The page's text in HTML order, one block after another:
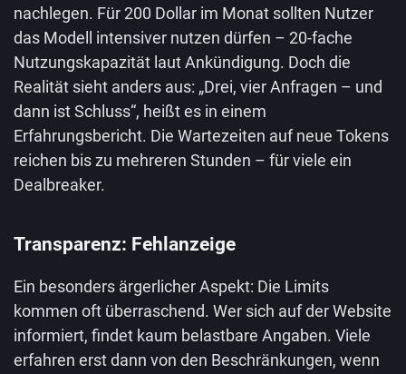
nachlegen. Für 200 Dollar im Monat sollten Nutzer
das Modell intensiver nutzen dürfen – 20-fache
Nutzungskapazität laut Ankündigung. Doch die
Realität sieht anders aus: „Drei, vier Anfragen – und
dann ist Schluss“, heißt es in einem
Erfahrungsbericht. Die Wartezeiten auf neue Tokens
reichen bis zu mehreren Stunden – für viele ein
Dealbreaker.
Transparenz: Fehlanzeige
Ein besonders ärgerlicher Aspekt: Die Limits
kommen oft überraschend. Wer sich auf der Website
informiert, findet kaum belastbare Angaben. Viele
erfahren erst dann von den Beschränkungen, wenn